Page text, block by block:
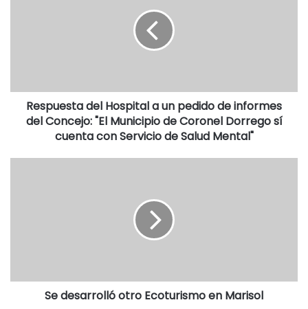
Respuesta del Hospital a un pedido de informes
del Concejo: "El Municipio de Coronel Dorrego sí
cuenta con Servicio de Salud Mental"
Se desarrolló otro Ecoturismo en Marisol